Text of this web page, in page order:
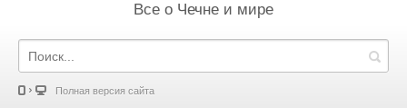
Все о Чечне и мире
Полная версия сайта